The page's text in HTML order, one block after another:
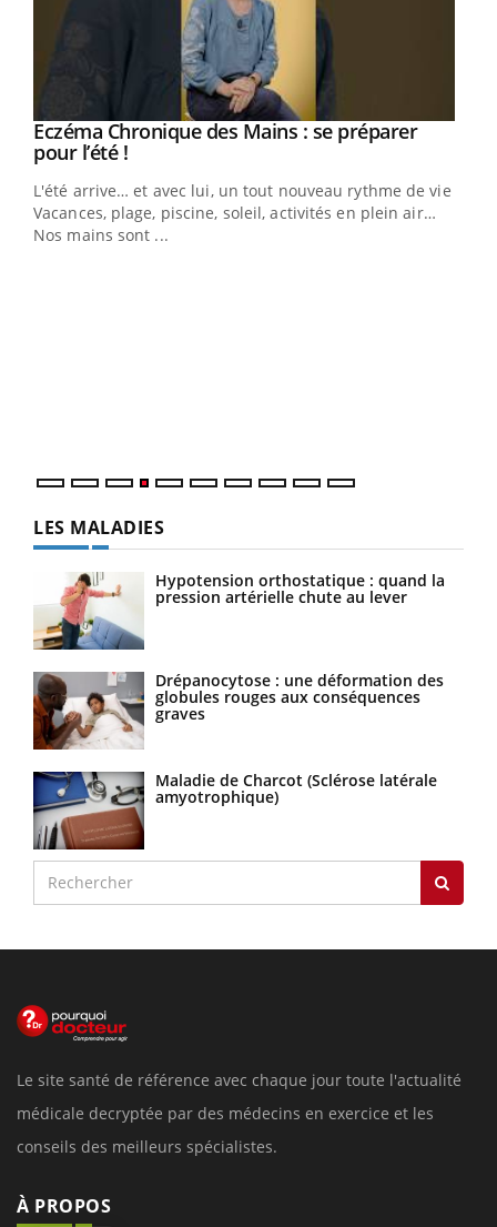
Youtube
Eczéma Chronique des Mains : se préparer
pour l’été !Youtube
L'été arrive… et avec lui, un tout nouveau rythme de vie !
Vacances, plage, piscine, soleil, activités en plein air…
Nos mains sont ...
LES MALADIES
Hypotension orthostatique : quand la
pression artérielle chute au lever
Drépanocytose : une déformation des
globules rouges aux conséquences
graves
Maladie de Charcot (Sclérose latérale
amyotrophique)
Le site santé de référence avec chaque jour toute l'actualité
médicale decryptée par des médecins en exercice et les
conseils des meilleurs spécialistes.
À PROPOS